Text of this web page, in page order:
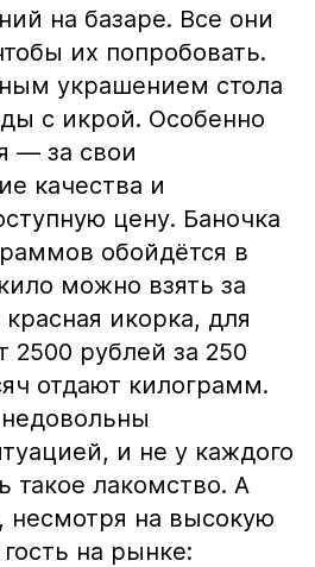
на базаре. Все они
их попробовать.
украшением стола
с икрой. Особенно
— за свои
качества и
цену. Баночка
обойдётся в
можно взять за
икорка, для
2500 рублей за 250
отдают килограмм.
и не у каждого
такое лакомство. А
несмотря на высокую
на рынке: